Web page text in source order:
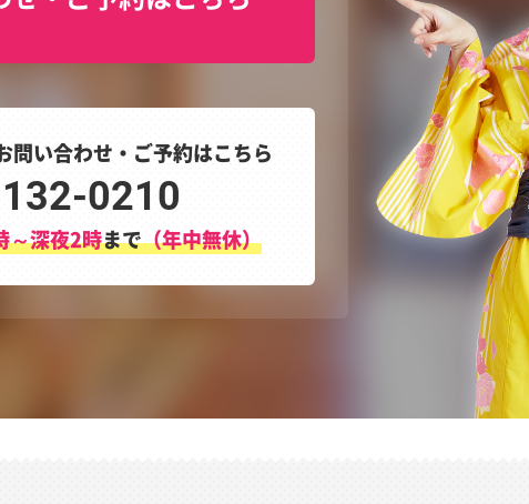
問い合わせ・ご予約はこちら
0210
～深夜2時まで（年中無休）